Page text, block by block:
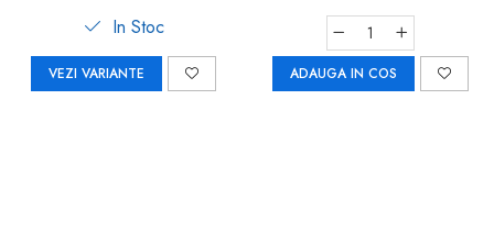
In Stoc
VEZI VARIANTE ADAUGA IN COS